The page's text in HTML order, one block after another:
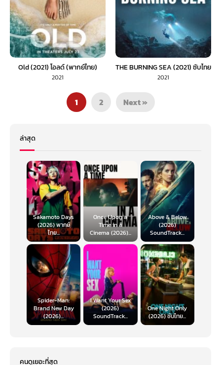
Old (2021) โอลด์ (พากย์ไทย)
2021
THE BURNING SEA (2021) ซับไทย
2021
1 2 Next »
ล่าสุด
Sakamoto Days
(2026) พากย์
ไทย...
Once Upon a
Time in a
Cinema (2026)...
Above & Below
(2026)
SoundTrack...
Spider-Man:
Brand New Day
(2026)...
I Want Your Sex
(2026)
SoundTrack...
One Night Only
(2026) ซับไทย...
คนดูเยอะที่สุด